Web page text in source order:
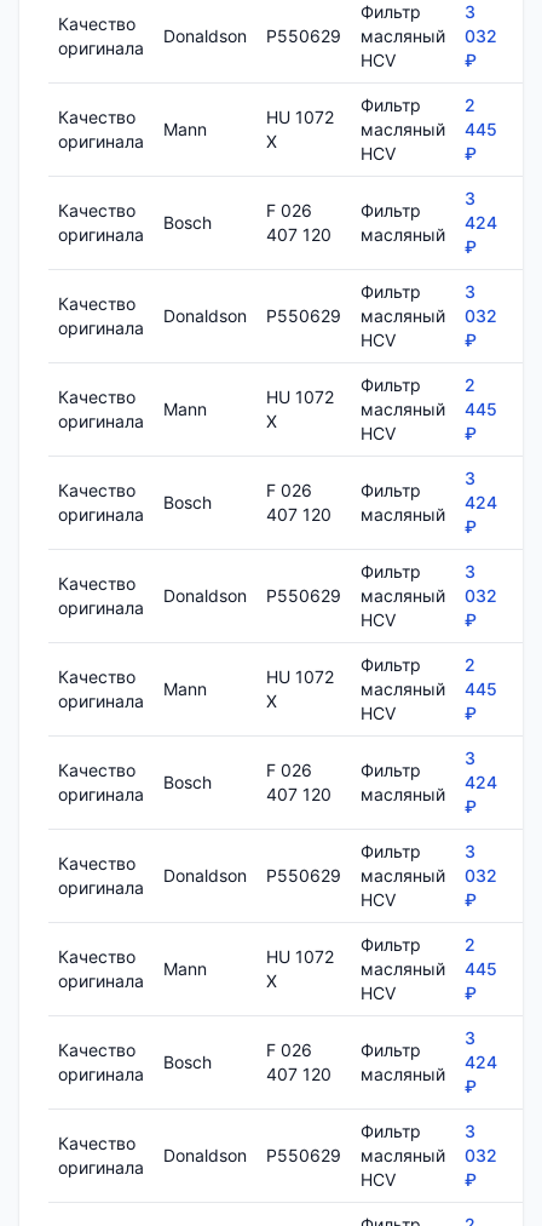
Качество
оригинала
Donaldson P550629
Фильтр
масляный
HCV
3
032
₽
Качество
оригинала
Mann
HU 1072
X
Фильтр
масляный
HCV
2
445
₽
Качество
оригинала
Bosch
F 026
407 120
Фильтр
масляный
3
424
₽
Качество
оригинала
Donaldson P550629
Фильтр
масляный
HCV
3
032
₽
Качество
оригинала
Mann
HU 1072
X
Фильтр
масляный
HCV
2
445
₽
Качество
оригинала
Bosch
F 026
407 120
Фильтр
масляный
3
424
₽
Качество
оригинала
Donaldson P550629
Фильтр
масляный
HCV
3
032
₽
Качество
оригинала
Mann
HU 1072
X
Фильтр
масляный
HCV
2
445
₽
Качество
оригинала
Bosch
F 026
407 120
Фильтр
масляный
3
424
₽
Качество
оригинала
Donaldson P550629
Фильтр
масляный
HCV
3
032
₽
Качество
оригинала
Mann
HU 1072
X
Фильтр
масляный
HCV
2
445
₽
Качество
оригинала
Bosch
F 026
407 120
Фильтр
масляный
3
424
₽
Качество
оригинала
Donaldson P550629
Фильтр
масляный
HCV
3
032
₽